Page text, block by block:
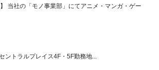
当社の「モノ事業部」にてアニメ・マンガ・ゲー
トラルプレイス4F・5F勤務地...